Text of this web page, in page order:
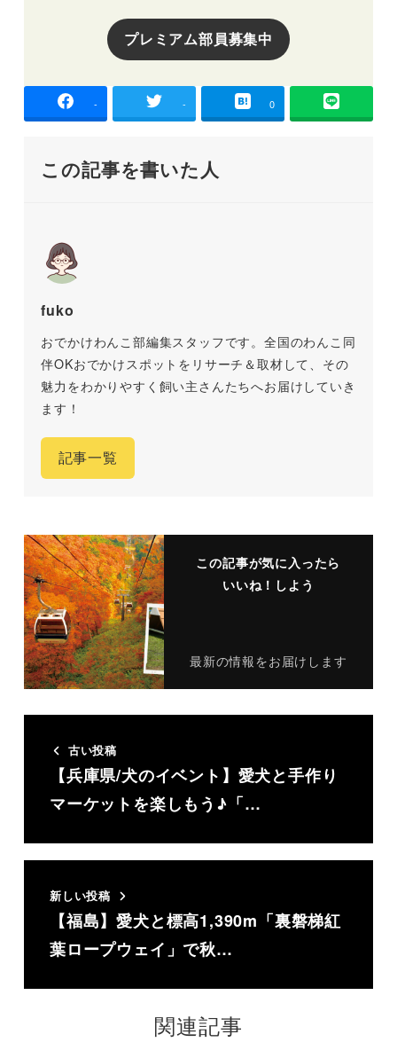
プレミアム部員募集中
- - 0
この記事を書いた人
fuko
おでかけわんこ部編集スタッフです。全国のわんこ同
伴OKおでかけスポットをリサーチ＆取材して、その
魅力をわかりやすく飼い主さんたちへお届けしていき
ます！
記事一覧
この記事が気に入ったら
いいね！しよう
最新の情報をお届けします
古い投稿
【兵庫県/犬のイベント】愛犬と手作り
マーケットを楽しもう♪「…
新しい投稿
【福島】愛犬と標高1,390m「裏磐梯紅
葉ロープウェイ」で秋…
関連記事